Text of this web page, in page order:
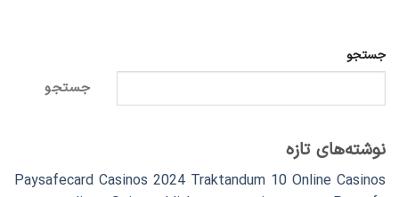
جستجو
جستجو
نوشته‌های تازه
Paysafecard Casinos 2024 Traktandum 10 Online Casinos